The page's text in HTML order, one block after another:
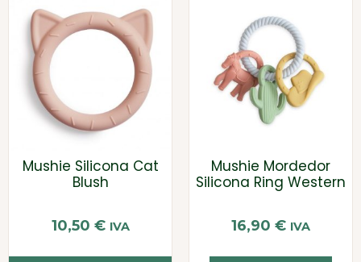
Mushie Silicona Cat
Blush
10,50 € IVA
Mushie Mordedor
Silicona Ring Western
16,90 € IVA